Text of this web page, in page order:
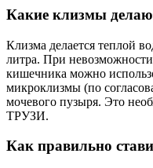
Какие клизмы
Клизма делается теплой
литра. При
кишечника можно
микроклизмы (по
мочевого пузыря. Это
ТРУЗИ.
Как правильно